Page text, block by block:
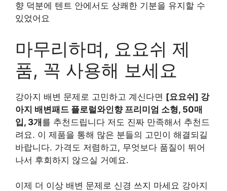
향 덕분에 텐트 안에서도 상쾌한 기분을 유지할 수
있었어요
마무리하며, 요요쉬 제
품, 꼭 사용해 보세요
강아지 배변 문제로 고민하고 계신다면 [요요쉬] 강
아지 배변패드 플로럴와인향 프리미엄 소형, 50매
입, 3개를 추천드립니다 저도 진짜 만족해서 추천드
려요. 이 제품을 통해 많은 분들의 고민이 해결되길
바랍니다. 가격도 저렴하고, 무엇보다 품질이 뛰어
나서 후회하지 않으실 거예요.
이제 더 이상 배변 문제로 신경 쓰지 마세요 강아지